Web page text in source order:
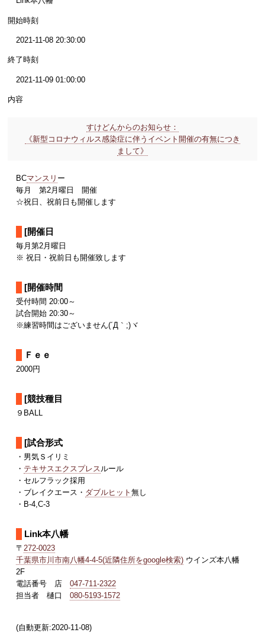
開始時刻
2021-11-08 20:30:00
終了時刻
2021-11-09 01:00:00
内容
すけどんからのお知らせ：
《新型コロナウィルス感染症に伴うイベント開催の有無につき
まして》
BCマンスリ ー
毎月 第2月曜日 開催
☆祝日、祝前日も開催します
[開催日
毎月第2月曜日
※ 祝日・祝前日も開催致します
[開催時間
受付時間 20:00～
試合開始 20:30～
※練習時間はございません(´Д｀;)ヾ
Ｆｅｅ
2000円
[競技種目
９BALL
[試合形式
・男気Ｓイリミ
・ テキサスエクスプレスルール
・セルフラック採用
・ブレイクエース・ ダブルヒット 無し
・B-4,C-3
Link本八幡
〒 272-0023
千葉県市川市南八幡4-4-5(近隣住所をgoogle検索)ウインズ本八幡
2F
電話番号 店 047-711-2322
担当者 樋口 080-5193-1572
(自動更新:2020-11-08)